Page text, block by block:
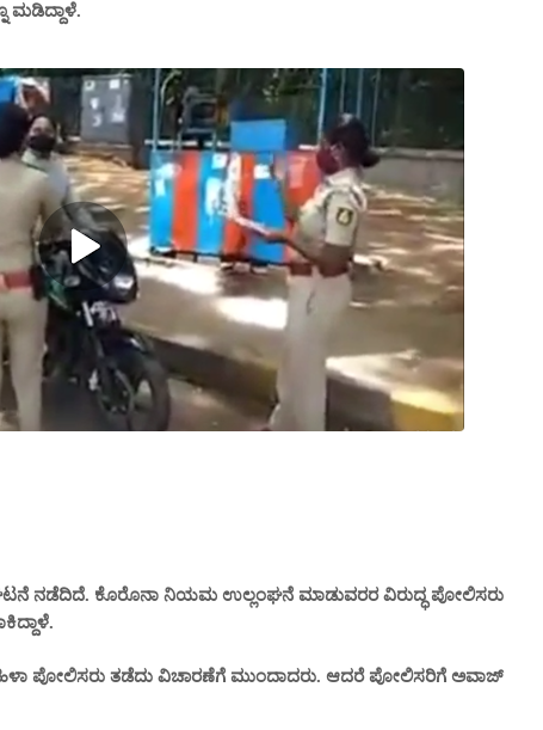
ಮಡಿದ್ದಾಳೆ.
ನಡೆದಿದೆ. ಕೊರೊನಾ ನಿಯಮ ಉಲ್ಲಂಘನೆ ಮಾಡುವರರ ವಿರುದ್ಧ ಪೋಲಿಸರು
ಪೋಲಿಸರು ತಡೆದು ವಿಚಾರಣೆಗೆ ಮುಂದಾದರು. ಆದರೆ ಪೋಲಿಸರಿಗೆ ಅವಾಜ್